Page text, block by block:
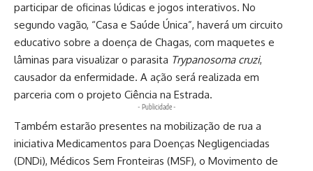
participar de oficinas lúdicas e jogos interativos. No
segundo vagão, “Casa e Saúde Única”, haverá um circuito
educativo sobre a doença de Chagas, com maquetes e
lâminas para visualizar o parasita Trypanosoma cruzi,
causador da enfermidade. A ação será realizada em
parceria com o projeto Ciência na Estrada.
- Publicidade -
Também estarão presentes na mobilização de rua a
iniciativa Medicamentos para Doenças Negligenciadas
(DNDi), Médicos Sem Fronteiras (MSF), o Movimento de